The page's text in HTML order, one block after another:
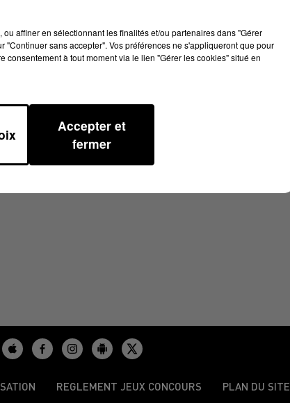
REGLEMENT JEUX CONCOURS PLAN DU SITE
affiner en sélectionnant les finalités et/ou partenaires dans "Gérer
"Continuer sans accepter". Vos préférences ne s'appliqueront que pour
consentement à tout moment via le lien "Gérer les cookies" situé en
Accepter et
fermer